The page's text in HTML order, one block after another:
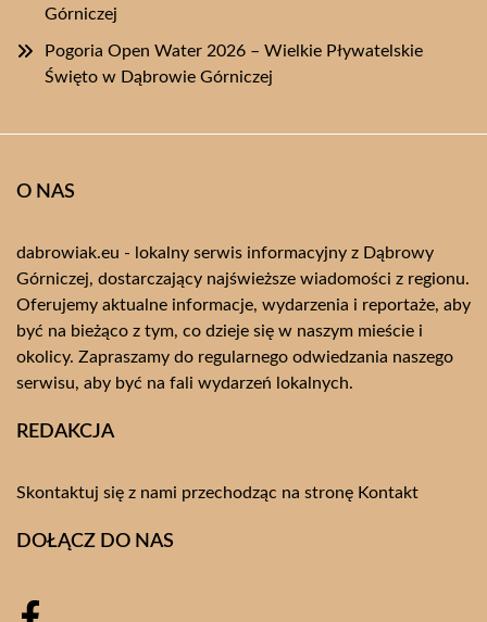
Górniczej
Pogoria Open Water 2026 – Wielkie Pływatelskie
Święto w Dąbrowie Górniczej
O NAS
dabrowiak.eu - lokalny serwis informacyjny z Dąbrowy
Górniczej, dostarczający najświeższe wiadomości z regionu.
Oferujemy aktualne informacje, wydarzenia i reportaże, aby
być na bieżąco z tym, co dzieje się w naszym mieście i
okolicy. Zapraszamy do regularnego odwiedzania naszego
serwisu, aby być na fali wydarzeń lokalnych.
REDAKCJA
Skontaktuj się z nami przechodząc na stronę Kontakt
DOŁĄCZ DO NAS